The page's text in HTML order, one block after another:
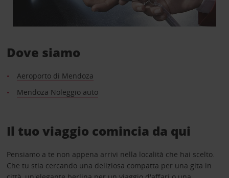
Dove siamo
Aeroporto di Mendoza
Mendoza Noleggio auto
Il tuo viaggio comincia da qui
Pensiamo a te non appena arrivi nella località che hai scelto.
Che tu stia cercando una deliziosa compatta per una gita in